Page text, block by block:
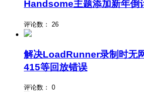
Handsome主题添加新年倒
评论数： 26
解决LoadRunner录制时无
415等回放错误
评论数： 0